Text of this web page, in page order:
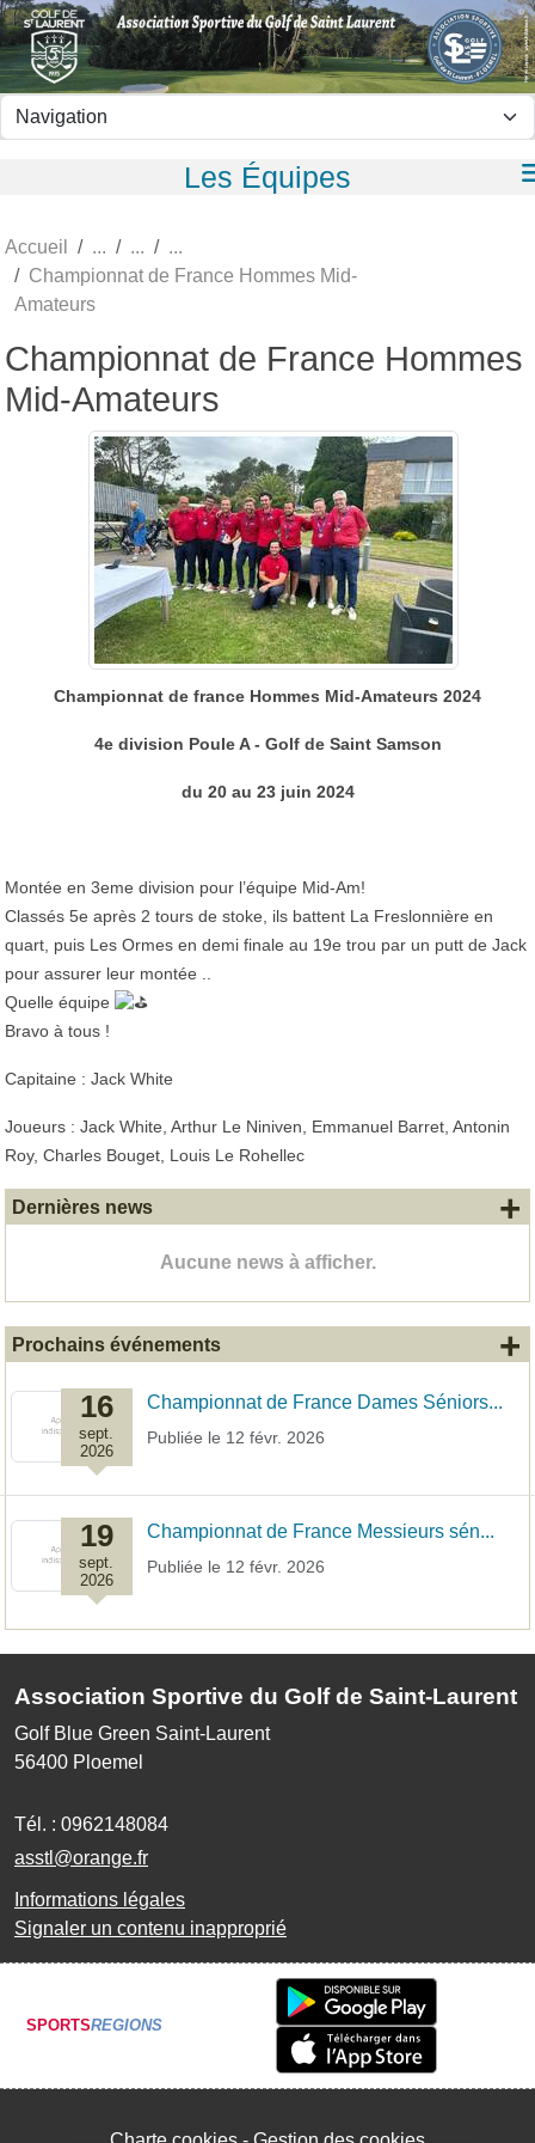
Les Équipes
Accueil
Championnat de France Hommes Mid-
Amateurs
Championnat de France Hommes
Mid-Amateurs
Championnat de france Hommes Mid-Amateurs 2024
4e division Poule A - Golf de Saint Samson
du 20 au 23 juin 2024
Montée en 3eme division pour l’équipe Mid-Am!
Classés 5e après 2 tours de stoke, ils battent La Freslonnière en
quart, puis Les Ormes en demi finale au 19e trou par un putt de Jack
pour assurer leur montée ..
Quelle équipe
Bravo à tous !
Capitaine : Jack White
Joueurs : Jack White, Arthur Le Niniven, Emmanuel Barret, Antonin
Roy, Charles Bouget, Louis Le Rohellec
Dernières news
Aucune news à afficher.
+
Prochains événements
16
sept.
2026
Championnat de France Dames Séniors...
Publiée le 12 févr. 2026
19
sept.
2026
Championnat de France Messieurs sén...
Publiée le 12 févr. 2026
+
Association Sportive du Golf de Saint-Laurent
Golf Blue Green Saint-Laurent
56400 Ploemel
Tél. : 0962148084
asstl@orange.fr
Informations légales
Signaler un contenu inapproprié
SPORTSREGIONS
Panneau de gestion des cookies